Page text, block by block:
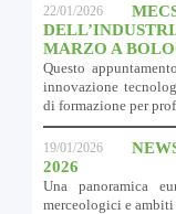
22/01/2026
MARZO A
Questo
innovazione
di formazione per
19/01/2026
2026
Una panoramica
merceologici e ambiti